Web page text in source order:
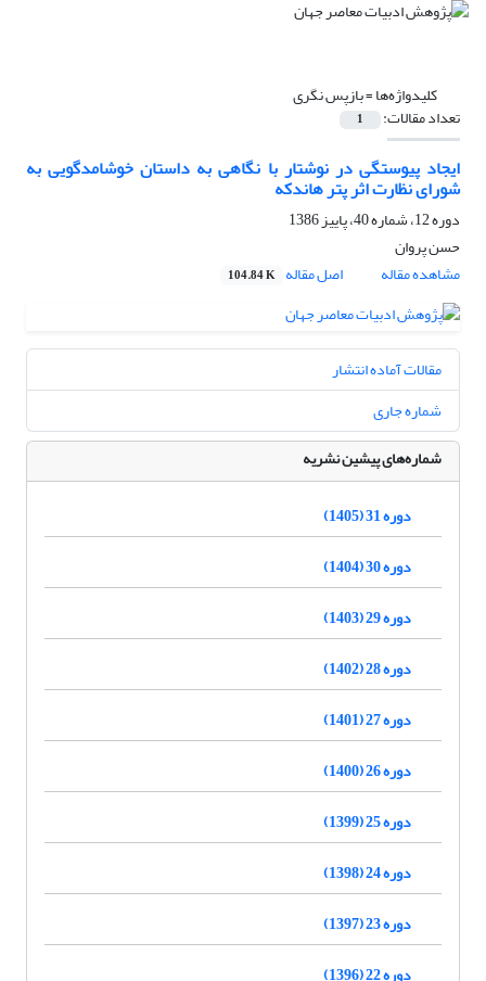
کلیدواژه‌ها =بازپس نگری
تعداد مقالات: 1
ایجاد پیوستگی در نوشتار با نگاهی به داستان خوشامدگویی به
شورای نظارت اثر پتر هاندکه
دوره 12، شماره 40، پاییز 1386
حسن پروان
مشاهده مقاله
اصل مقاله 104.84 K
مقالات آماده انتشار
شماره جاری
شماره‌های پیشین نشریه
دوره 31 (1405)
دوره 30 (1404)
دوره 29 (1403)
دوره 28 (1402)
دوره 27 (1401)
دوره 26 (1400)
دوره 25 (1399)
دوره 24 (1398)
دوره 23 (1397)
دوره 22 (1396)